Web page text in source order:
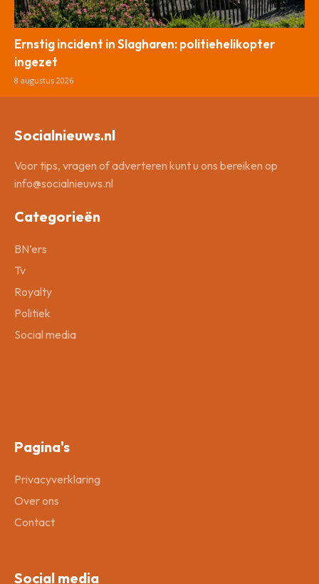
Ernstig incident in Slagharen: politiehelikopter
ingezet
8 augustus 2026
Socialnieuws.nl
Voor tips, vragen of adverteren kunt u ons bereiken op
info@socialnieuws.nl
Categorieën
BN’ers
Tv
Royalty
Politiek
Social media
Pagina's
Privacyverklaring
Over ons
Contact
Social media